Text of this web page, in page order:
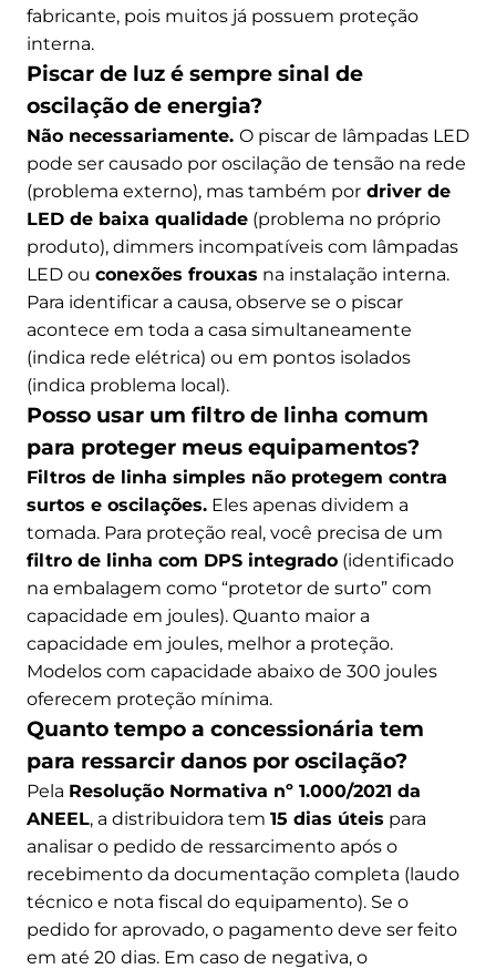
fabricante, pois muitos já possuem proteção
interna.
Piscar de luz é sempre sinal de
oscilação de energia?
Não necessariamente. O piscar de lâmpadas LED
pode ser causado por oscilação de tensão na rede
(problema externo), mas também por driver de
LED de baixa qualidade (problema no próprio
produto), dimmers incompatíveis com lâmpadas
LED ou conexões frouxas na instalação interna.
Para identificar a causa, observe se o piscar
acontece em toda a casa simultaneamente
(indica rede elétrica) ou em pontos isolados
(indica problema local).
Posso usar um filtro de linha comum
para proteger meus equipamentos?
Filtros de linha simples não protegem contra
surtos e oscilações. Eles apenas dividem a
tomada. Para proteção real, você precisa de um
filtro de linha com DPS integrado (identificado
na embalagem como “protetor de surto” com
capacidade em joules). Quanto maior a
capacidade em joules, melhor a proteção.
Modelos com capacidade abaixo de 300 joules
oferecem proteção mínima.
Quanto tempo a concessionária tem
para ressarcir danos por oscilação?
Pela Resolução Normativa nº 1.000/2021 da
ANEEL, a distribuidora tem 15 dias úteis para
analisar o pedido de ressarcimento após o
recebimento da documentação completa (laudo
técnico e nota fiscal do equipamento). Se o
pedido for aprovado, o pagamento deve ser feito
em até 20 dias. Em caso de negativa, o